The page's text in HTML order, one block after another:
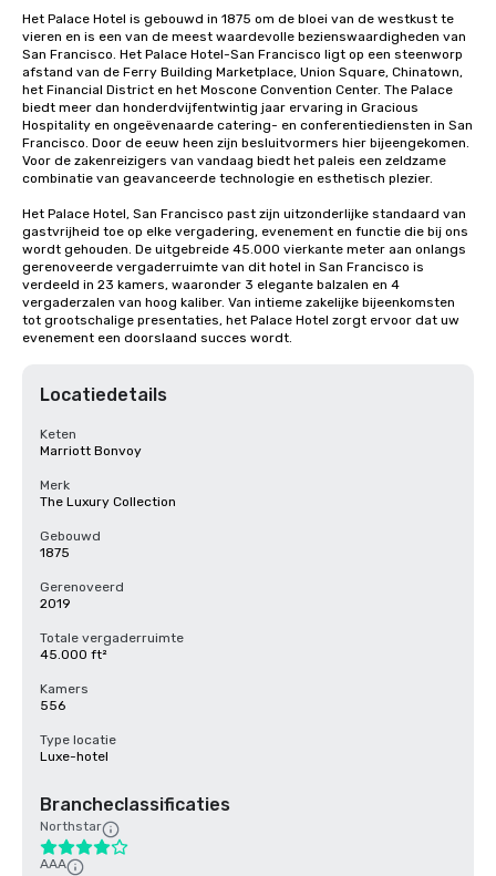
Het Palace Hotel is gebouwd in 1875 om de bloei van de westkust te
vieren en is een van de meest waardevolle bezienswaardigheden van
San Francisco. Het Palace Hotel-San Francisco ligt op een steenworp
afstand van de Ferry Building Marketplace, Union Square, Chinatown,
het Financial District en het Moscone Convention Center. The Palace
biedt meer dan honderdvijfentwintig jaar ervaring in Gracious
Hospitality en ongeëvenaarde catering- en conferentiediensten in San
Francisco. Door de eeuw heen zijn besluitvormers hier bijeengekomen.
Voor de zakenreizigers van vandaag biedt het paleis een zeldzame
combinatie van geavanceerde technologie en esthetisch plezier.
Het Palace Hotel, San Francisco past zijn uitzonderlijke standaard van
gastvrijheid toe op elke vergadering, evenement en functie die bij ons
wordt gehouden. De uitgebreide 45.000 vierkante meter aan onlangs
gerenoveerde vergaderruimte van dit hotel in San Francisco is
verdeeld in 23 kamers, waaronder 3 elegante balzalen en 4
vergaderzalen van hoog kaliber. Van intieme zakelijke bijeenkomsten
tot grootschalige presentaties, het Palace Hotel zorgt ervoor dat uw
evenement een doorslaand succes wordt.
Locatiedetails
Keten
Marriott Bonvoy
Merk
The Luxury Collection
Gebouwd
1875
Gerenoveerd
2019
Totale vergaderruimte
45.000 ft²
Kamers
556
Type locatie
Luxe-hotel
Brancheclassificaties
Northstar
AAA